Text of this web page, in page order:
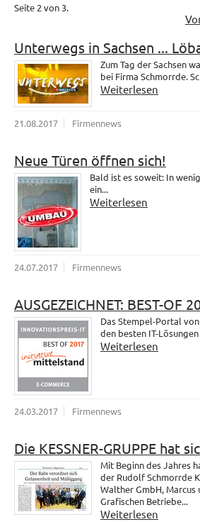
Seite 2 von 3.
Unterwegs in Sachsen ...
Zum Tag der Sachsen
bei Firma Schmorrde.
Weiterlesen
21.08.2017 Firmennews
Neue Türen öffnen sich!
Bald ist es soweit: In
ein...
Weiterlesen
24.07.2017 Firmennews
AUSGEZEICHNET: BEST-OF
Das Stempel-Portal
den besten IT-
Weiterlesen
24.03.2017 Firmennews
Die KESSNER-GRUPPE hat
Mit Beginn des Jahres
der Rudolf Schmorrde
Walther GmbH, Marcus
Grafischen Betriebe...
Weiterlesen